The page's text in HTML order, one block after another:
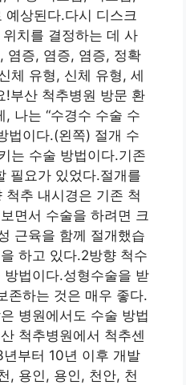
예상된다.다시 디스크
치를 결정하는 데 사
염증, 염증, 염증, 정확
체 유형, 신체 유형, 세
!부산 척추병원 방문 환
나는 “수경수 수술 수
법이다.(왼쪽) 절개 수
는 수술 방법이다.기존
필요가 있었다.절개를
추 내시경은 기존 척
면서 수술을 하려면 크
근육을 함께 절개했습
하고 있다.2방향 척수
법이다.성형수술을 받
존하는 것은 매우 좋다.
병원에서도 수술 방법
척추병원에서 척추센
부터 10년 이후 개발
, 용인, 용인, 천안, 천